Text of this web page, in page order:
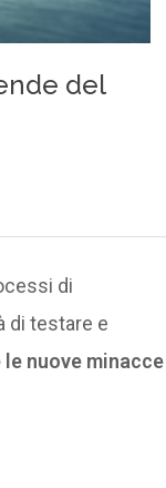
di
di testare e
nuove minacce